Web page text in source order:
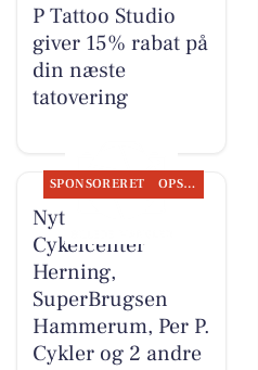
P Tattoo Studio
giver 15% rabat på
din næste
tatovering
SPONSORERET OPSLAGSTAVLEN
Nyt fra
Cykelcenter
Herning,
SuperBrugsen
Hammerum, Per P.
Cykler og 2 andre